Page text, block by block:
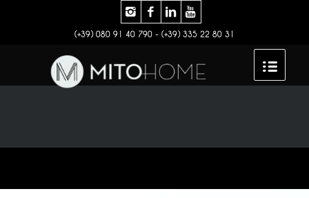
(+39) 080 91 40 790 - (+39) 335 22 80 31